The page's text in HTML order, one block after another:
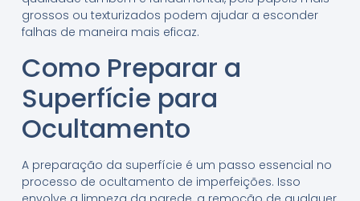
grossos ou texturizados podem ajudar a esconder
falhas de maneira mais eficaz.
Como Preparar a
Superfície para
Ocultamento
A preparação da superfície é um passo essencial no
processo de ocultamento de imperfeições. Isso